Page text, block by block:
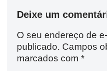
Deixe um
O seu endereço de
publicado. Campos
marcados com *